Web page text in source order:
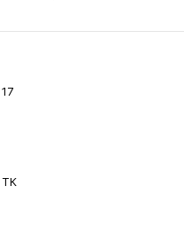
ТК